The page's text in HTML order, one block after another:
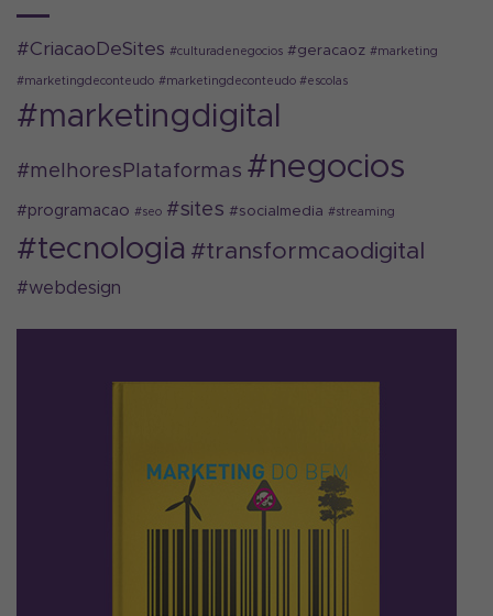
Youtube
como
fazer
qual
a
importância
#CriacaoDeSites #culturadenegocios #geracaoz #marketing
#marketingdeconteudo #marketingdeconteudo #escolas
#marketingdigital
#melhoresPlataformas #negocios
#programacao #seo #sites #socialmedia #streaming
#tecnologia #transformcaodigital
#webdesign